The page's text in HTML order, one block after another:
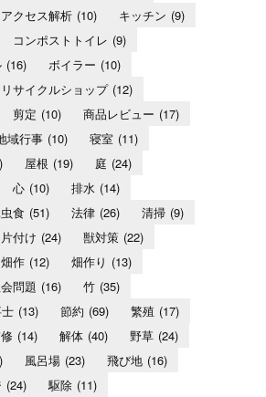
アクセス解析 (10) キッチン (9)
コンポストトイレ (9)
(16) ボイラー (10)
リサイクルショップ (12)
剪定 (10) 商品レビュー (17)
域行事 (10) 寝室 (11)
屋根 (19) 庭 (24)
心 (10) 排水 (14)
食 (51) 法律 (26) 清掃 (9)
片付け (24) 獣対策 (22)
畑作 (12) 畑作り (13)
問題 (16) 竹 (35)
(13) 節約 (69) 繁殖 (17)
(14) 解体 (40) 野草 (24)
風呂場 (23) 飛び地 (16)
(24) 駆除 (11)